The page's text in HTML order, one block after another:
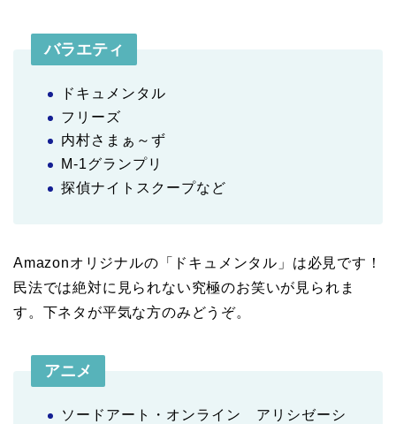
バラエティ
ドキュメンタル
フリーズ
内村さまぁ～ず
M-1グランプリ
探偵ナイトスクープなど
Amazonオリジナルの「ドキュメンタル」は必見です！
民法では絶対に見られない究極のお笑いが見られま
す。下ネタが平気な方のみどうぞ。
アニメ
ソードアート・オンライン アリシゼーシ